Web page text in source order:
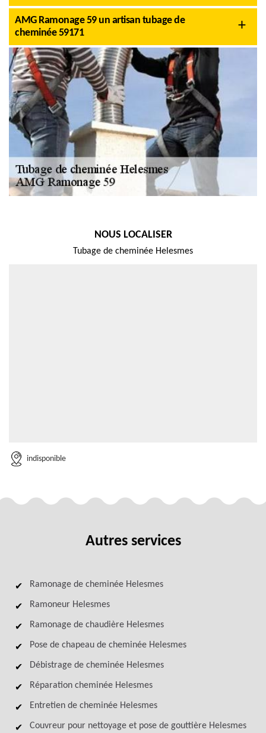
AMG Ramonage 59 un artisan tubage de
cheminée 59171
NOUS LOCALISER
Tubage de cheminée Helesmes
indisponible
Autres services
Ramonage de cheminée Helesmes
Ramoneur Helesmes
Ramonage de chaudière Helesmes
Pose de chapeau de cheminée Helesmes
Débistrage de cheminée Helesmes
Réparation cheminée Helesmes
Entretien de cheminée Helesmes
Couvreur pour nettoyage et pose de gouttière Helesmes